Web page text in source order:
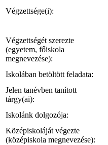
Végzettsége(i):
Végzettségét szerezte
(egyetem, főiskola
megnevezése):
Iskolában betöltött feladata:
Jelen tanévben tanított
tárgy(ai):
Iskolánk dolgozója:
Középiskoláját végezte
(középiskola megnevezése):